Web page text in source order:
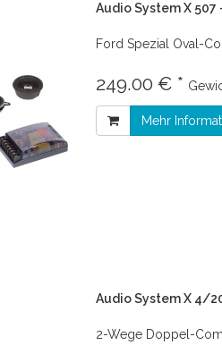
Audio System X 507
Ford Spezial Oval-
249.00 € *
Mehr
Audio System X 4/
2-Wege Doppel-